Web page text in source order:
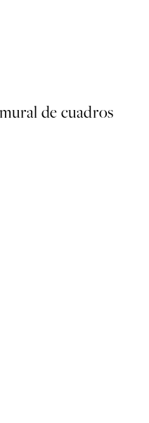
de cuadros